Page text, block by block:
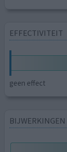
EFFECTIVITEIT
geen effect
BIJWERKINGEN